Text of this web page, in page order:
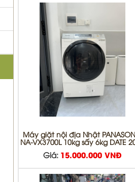
Máy giặt nội địa Nhật
NA-VX3700L 10kg sấy 6kg DATE
Giá: 15.000.000 VNĐ